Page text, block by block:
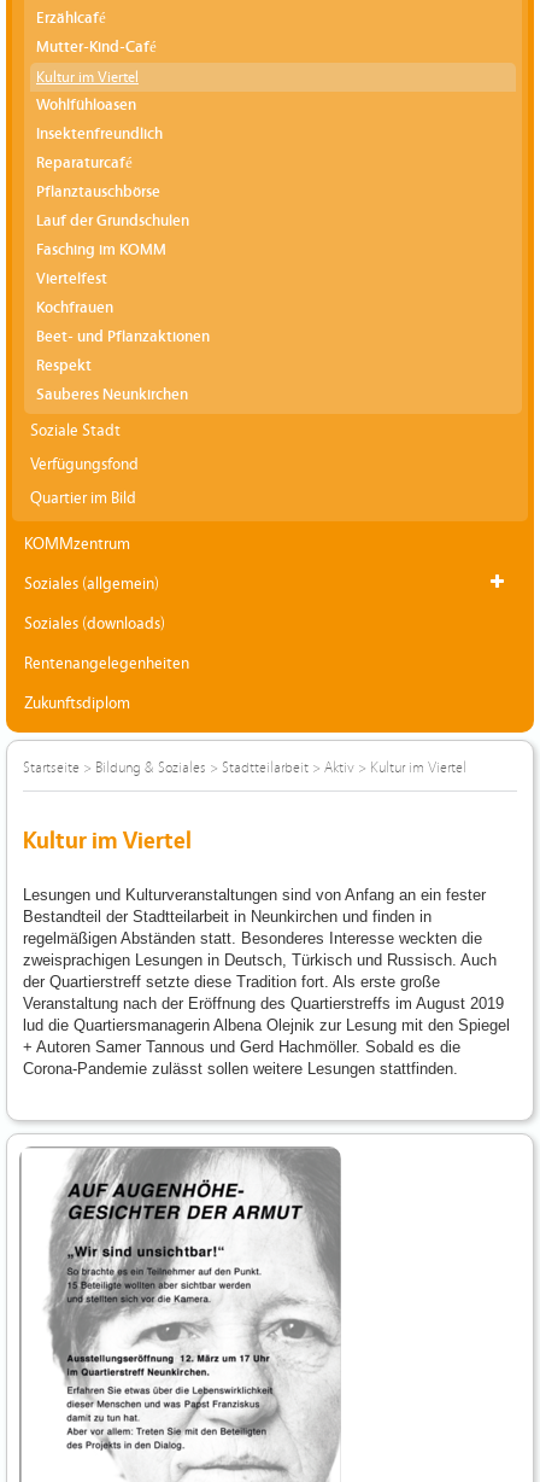
Erzählcafé
Mutter-Kind-Café
Kultur im Viertel
Wohlfühloasen
Insektenfreundlich
Reparaturcafé
Pflanztauschbörse
Lauf der Grundschulen
Fasching im KOMM
Viertelfest
Kochfrauen
Beet- und Pflanzaktionen
Respekt
Sauberes Neunkirchen
Soziale Stadt
Verfügungsfond
Quartier im Bild
KOMMzentrum
Soziales (allgemein)
Soziales (downloads)
Rentenangelegenheiten
Zukunftsdiplom
Startseite > Bildung & Soziales > Stadtteilarbeit > Aktiv > Kultur im Viertel
Kultur im Viertel
Lesungen und Kulturveranstaltungen sind von Anfang an ein fester
Bestandteil der Stadtteilarbeit in Neunkirchen und finden in
regelmäßigen Abständen statt. Besonderes Interesse weckten die
zweisprachigen Lesungen in Deutsch, Türkisch und Russisch. Auch
der Quartierstreff setzte diese Tradition fort. Als erste große
Veranstaltung nach der Eröffnung des Quartierstreffs im August 2019
lud die Quartiersmanagerin Albena Olejnik zur Lesung mit den Spiegel
+ Autoren Samer Tannous und Gerd Hachmöller. Sobald es die
Corona-Pandemie zulässt sollen weitere Lesungen stattfinden.